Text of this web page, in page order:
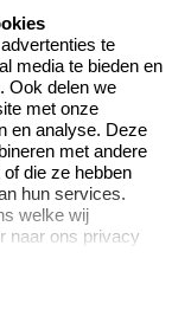
opnemen
vragen
te
media te bieden en
Ook delen we
met onze
en analyse. Deze
met andere
die ze hebben
hun services.
welke wij
naar ons privacy